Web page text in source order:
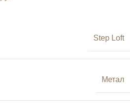
Step Loft
Метал